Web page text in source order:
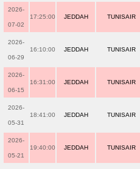
2026-
07-02
17:25:00 JEDDAH TUNISAIR
2026-
06-29
16:10:00 JEDDAH TUNISAIR
2026-
06-15
16:31:00 JEDDAH TUNISAIR
2026-
05-31
18:41:00 JEDDAH TUNISAIR
2026-
05-21
19:40:00 JEDDAH TUNISAIR